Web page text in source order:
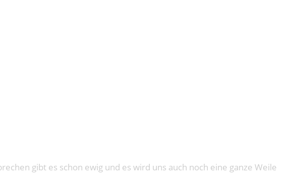
gibt es schon ewig und es wird uns auch noch eine ganze Weile